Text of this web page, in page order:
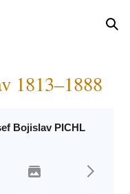
1813–1888
Bojislav PICHL